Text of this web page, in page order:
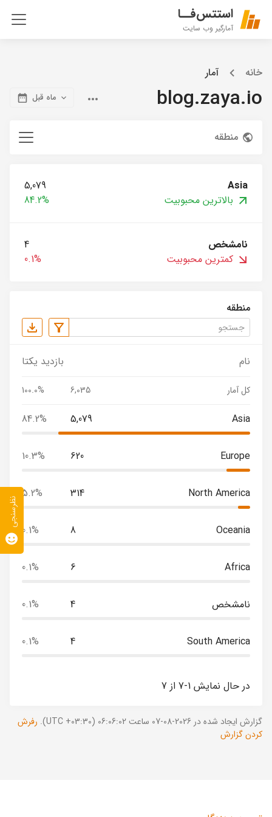
استتس‌فــا
آمارگیر وب سایت
خانه آمار
blog.zaya.io ماه قبل
منطقه
Asia
5,079
بالاترین محبوبیت
84.2%
نامشخص
4
کمترین محبوبیت
0.1%
منطقه
نام بازدید یکتا
کل آمار 6,035
100.0%
Asia
5,079
84.2%
Europe
620
10.3%
North America
314
5.2%
Oceania
8
0.1%
Africa
6
0.1%
نامشخص 4
0.1%
South America
4
0.1%
در حال نمایش 1-7 از 7
گزارش ایجاد شده در 2026-08-07 ساعت 06:06:02 (UTC +03:30).
رفرش
کردن گزارش
نظرسنجی